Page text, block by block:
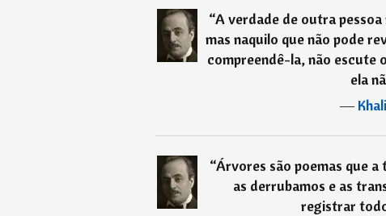
“A verdade de outra
mas naquilo que não pode
compreendê-la, não escute
ela
―
“Árvores são poemas que
as derrubamos e as
registrar